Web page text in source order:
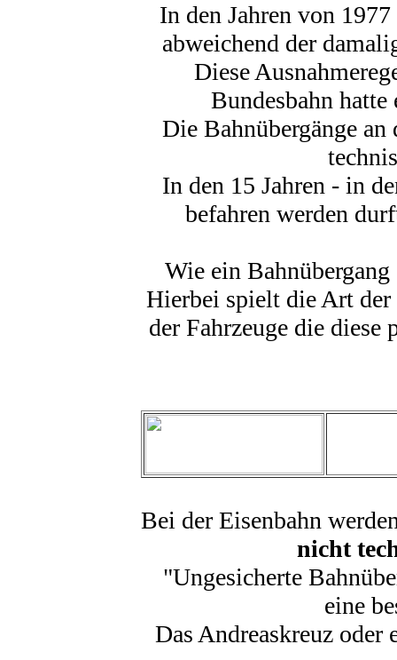
In den Jahren von
abweichend der
Diese
Bundesbahn
Die Bahnübergänge an
In den 15 Jahren - in
befahren werden
Wie ein
Hierbei spielt die Art der
der Fahrzeuge die diese
Bei der Eisenbahn
nicht
"Ungesicherte
eine
Das Andreaskreuz oder